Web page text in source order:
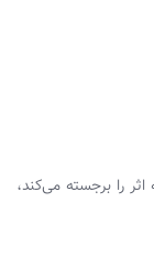
را برجسته می‌کند،